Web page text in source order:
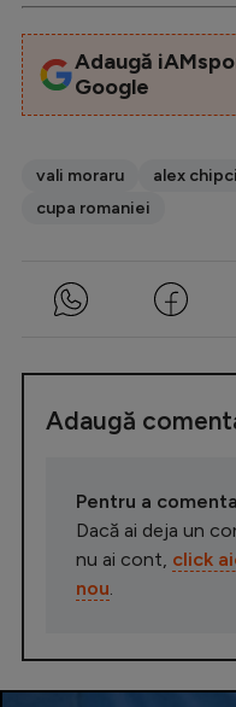
Adaugă
Google
vali moraru alex
cupa romaniei
Adaugă
Pentru a
Dacă ai deja un
nu ai cont, click
nou